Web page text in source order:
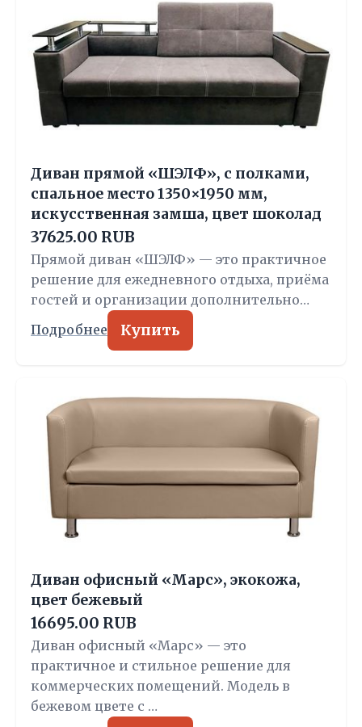
Диван прямой «ШЭЛФ», с полками,
спальное место 1350×1950 мм,
искусственная замша, цвет шоколад
37625.00 RUB
Прямой диван «ШЭЛФ» — это практичное
решение для ежедневного отдыха, приёма
гостей и организации дополнительно…
Подробнее Купить
Диван офисный «Марс», экокожа,
цвет бежевый
16695.00 RUB
Диван офисный «Марс» — это
практичное и стильное решение для
коммерческих помещений. Модель в
бежевом цвете с …